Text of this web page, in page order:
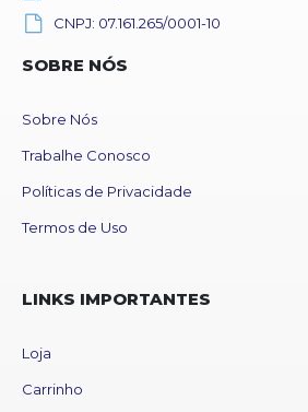
CNPJ: 07.161.265/0001-10
SOBRE NÓS
Sobre Nós
Trabalhe Conosco
Políticas de Privacidade
Termos de Uso
LINKS IMPORTANTES
Loja
Carrinho